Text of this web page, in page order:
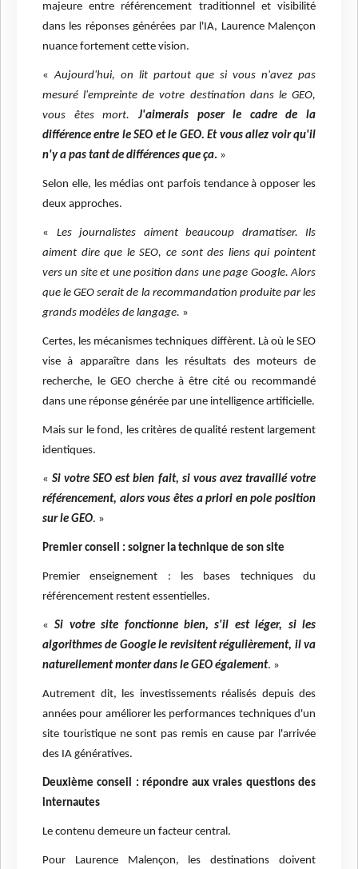
majeure entre référencement traditionnel et visibilité
dans les réponses générées par l'IA, Laurence Malençon
nuance fortement cette vision.
«Aujourd'hui, on lit partout que si vous n'avez pas
mesuré l'empreinte de votre destination dans le GEO,
vous êtes mort.J'aimerais poser le cadre de la
différence entre le SEO et le GEO. Et vous allez voir qu'il
n'y a pas tant de différences que ça. »
Selon elle, les médias ont parfois tendance à opposer les
deux approches.
« Les journalistes aiment beaucoup dramatiser. Ils
aiment dire que le SEO, ce sont des liens qui pointent
vers un site et une position dans une page Google. Alors
que le GEO serait de la recommandation produite par les
grands modèles de langage. »
Certes, les mécanismes techniques diffèrent. Là où le SEO
vise à apparaître dans les résultats des moteurs de
recherche, le GEO cherche à être cité ou recommandé
dans une réponse générée par une intelligence artificielle.
Mais sur le fond, les critères de qualité restent largement
identiques.
«Si votre SEO est bien fait, si vous avez travaillé votre
référencement, alors vous êtes a priori en pole position
sur le GEO. »
Premier conseil : soigner la technique de son site
Premier enseignement : les bases techniques du
référencement restent essentielles.
«Si votre site fonctionne bien, s'il est léger, si les
algorithmes de Google le revisitent régulièrement, il va
naturellement monter dans le GEO également. »
Autrement dit, les investissements réalisés depuis des
années pour améliorer les performances techniques d'un
site touristique ne sont pas remis en cause par l'arrivée
des IA génératives.
Deuxième conseil : répondre aux vraies questions des
internautes
Le contenu demeure un facteur central.
Pour Laurence Malençon, les destinations doivent